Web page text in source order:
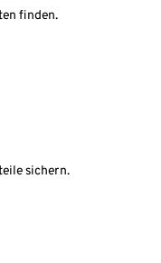
finden.
sichern.